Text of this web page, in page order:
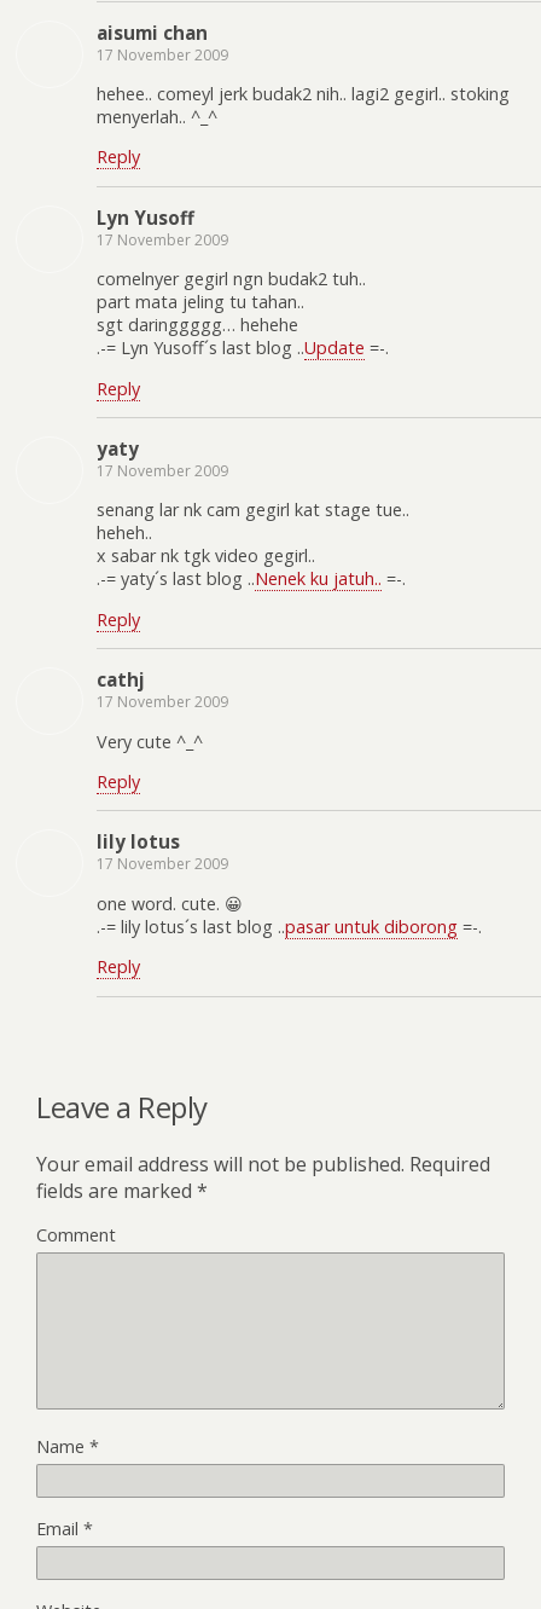
aisumi chan
17 November 2009
hehee.. comeyl jerk budak2 nih.. lagi2 gegirl.. stoking
menyerlah.. ^_^
Reply
Lyn Yusoff
17 November 2009
comelnyer gegirl ngn budak2 tuh..
part mata jeling tu tahan..
sgt daringgggg… hehehe
.-= Lyn Yusoff´s last blog ..Update =-.
Reply
yaty
17 November 2009
senang lar nk cam gegirl kat stage tue..
heheh..
x sabar nk tgk video gegirl..
.-= yaty´s last blog ..Nenek ku jatuh.. =-.
Reply
cathj
17 November 2009
Very cute ^_^
Reply
lily lotus
17 November 2009
one word. cute. 😀
.-= lily lotus´s last blog ..pasar untuk diborong =-.
Reply
Leave a Reply
Your email address will not be published. Required
fields are marked *
Comment
Name *
Email *